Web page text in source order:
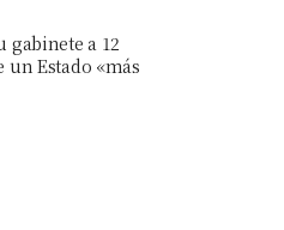
gabinete a 12
Estado «más